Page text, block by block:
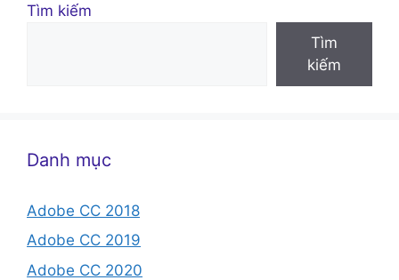
Tìm kiếm
Tìm
kiếm
Danh mục
Adobe CC 2018
Adobe CC 2019
Adobe CC 2020